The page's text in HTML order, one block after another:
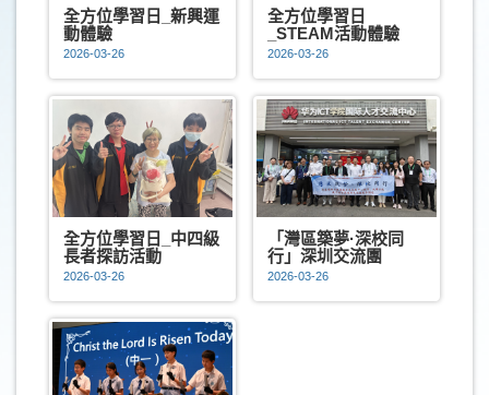
全方位學習日_新興運
動體驗
2026-03-26
全方位學習日
_STEAM活動體驗
2026-03-26
全方位學習日_中四級
長者探訪活動
2026-03-26
「灣區築夢·深校同
行」深圳交流團
2026-03-26